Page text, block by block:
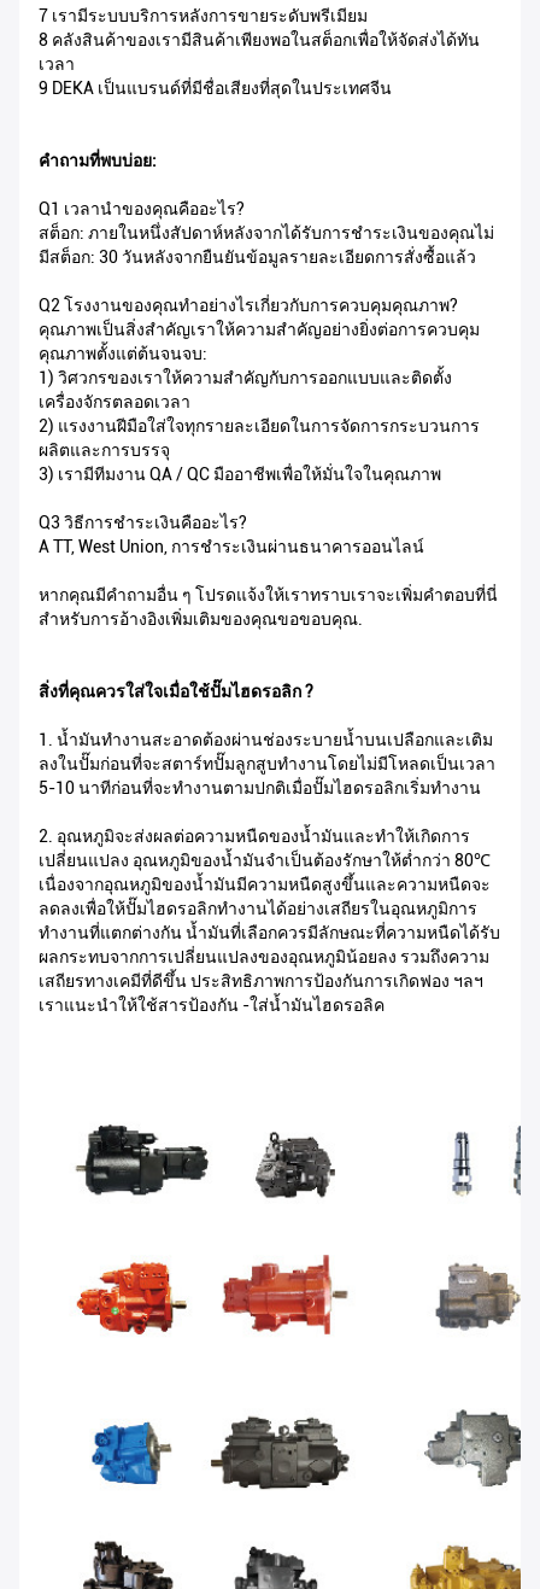
7 เรามีระบบบริการหลังการขายระดับพรีเมียม
8 คลังสินค้าของเรามีสินค้าเพียงพอในสต็อกเพื่อให้จัดส่งได้ทัน
เวลา
9 DEKA เป็นแบรนด์ที่มีชื่อเสียงที่สุดในประเทศจีน
คำถามที่พบบ่อย:
Q1 เวลานำของคุณคืออะไร?
สต็อก: ภายในหนึ่งสัปดาห์หลังจากได้รับการชำระเงินของคุณไม่
มีสต็อก: 30 วันหลังจากยืนยันข้อมูลรายละเอียดการสั่งซื้อแล้ว
Q2 โรงงานของคุณทำอย่างไรเกี่ยวกับการควบคุมคุณภาพ?
คุณภาพเป็นสิ่งสำคัญเราให้ความสำคัญอย่างยิ่งต่อการควบคุม
คุณภาพตั้งแต่ต้นจนจบ:
1) วิศวกรของเราให้ความสำคัญกับการออกแบบและติดตั้ง
เครื่องจักรตลอดเวลา
2) แรงงานฝีมือใส่ใจทุกรายละเอียดในการจัดการกระบวนการ
ผลิตและการบรรจุ
3) เรามีทีมงาน QA / QC มืออาชีพเพื่อให้มั่นใจในคุณภาพ
Q3 วิธีการชำระเงินคืออะไร?
A TT, West Union, การชำระเงินผ่านธนาคารออนไลน์
หากคุณมีคำถามอื่น ๆ โปรดแจ้งให้เราทราบเราจะเพิ่มคำตอบที่นี่
สำหรับการอ้างอิงเพิ่มเติมของคุณขอขอบคุณ.
สิ่งที่คุณควรใส่ใจเมื่อใช้ปั๊มไฮดรอลิก ?
1. น้ำมันทำงานสะอาดต้องผ่านช่องระบายน้ำบนเปลือกและเติม
ลงในปั๊มก่อนที่จะสตาร์ทปั๊มลูกสูบทำงานโดยไม่มีโหลดเป็นเวลา
5-10 นาทีก่อนที่จะทำงานตามปกติเมื่อปั๊มไฮดรอลิกเริ่มทำงาน
2. อุณหภูมิจะส่งผลต่อความหนืดของน้ำมันและทำให้เกิดการ
เปลี่ยนแปลง อุณหภูมิของน้ำมันจำเป็นต้องรักษาให้ต่ำกว่า 80℃
เนื่องจากอุณหภูมิของน้ำมันมีความหนืดสูงขึ้นและความหนืดจะ
ลดลงเพื่อให้ปั๊มไฮดรอลิกทำงานได้อย่างเสถียรในอุณหภูมิการ
ทำงานที่แตกต่างกัน น้ำมันที่เลือกควรมีลักษณะที่ความหนืดได้รับ
ผลกระทบจากการเปลี่ยนแปลงของอุณหภูมิน้อยลง รวมถึงความ
เสถียรทางเคมีที่ดีขึ้น ประสิทธิภาพการป้องกันการเกิดฟอง ฯลฯ
เราแนะนำให้ใช้สารป้องกัน -ใส่น้ำมันไฮดรอลิค